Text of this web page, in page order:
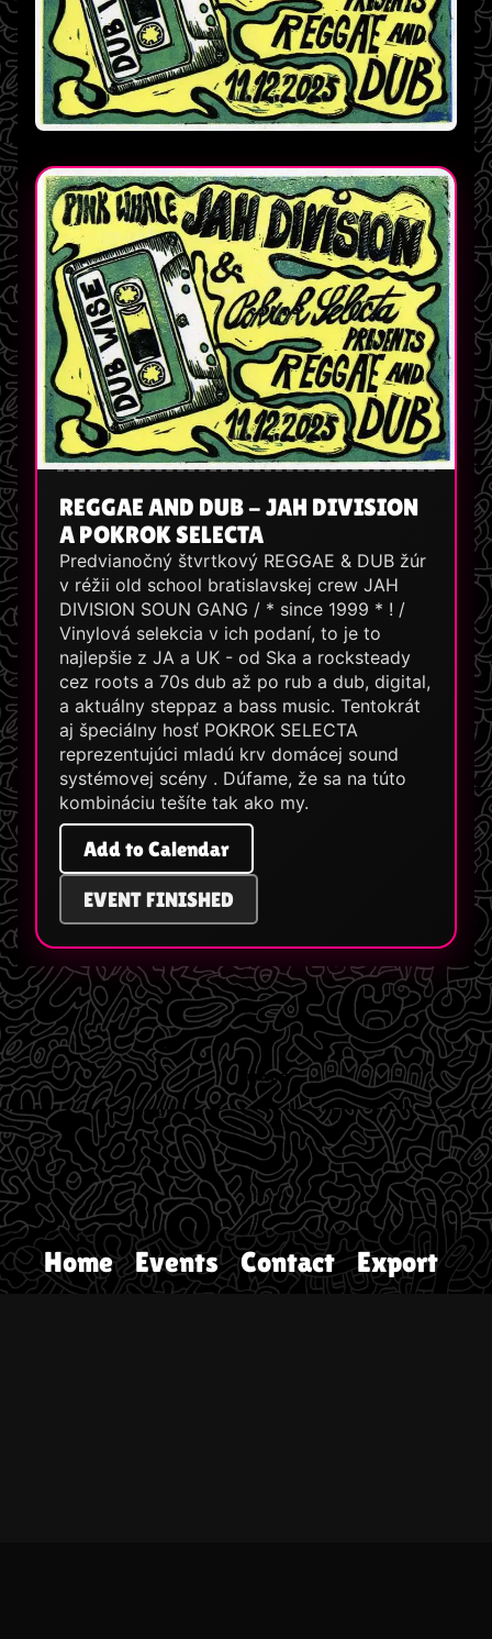
REGGAE AND DUB - JAH DIVISION
A POKROK SELECTA
Predvianočný štvrtkový REGGAE & DUB žúr
v réžii old school bratislavskej crew JAH
DIVISION SOUN GANG / * since 1999 * ! /
Vinylová selekcia v ich podaní, to je to
najlepšie z JA a UK - od Ska a rocksteady
cez roots a 70s dub až po rub a dub, digital,
a aktuálny steppaz a bass music. Tentokrát
aj špeciálny hosť POKROK SELECTA
reprezentujúci mladú krv domácej sound
systémovej scény . Dúfame, že sa na túto
kombináciu tešíte tak ako my.
Add to Calendar
EVENT FINISHED
Home Events Contact Export